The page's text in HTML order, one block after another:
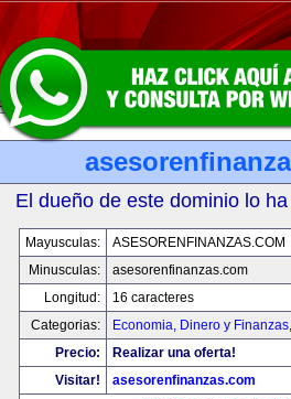
El dueño de este dominio lo
Mayusculas:
ASESORENFINANZAS.COM
Minusculas:
asesorenfinanzas.com
Longitud:
16 caracteres
Categorias:
Economia, Dinero y Finanzas
Precio:
Realizar una oferta!
Visitar!
asesorenfinanzas.com